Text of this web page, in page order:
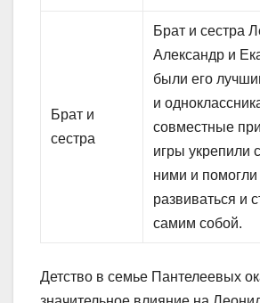
Брат и
сестра
Брат и сестра
Александр и
были его
и
совместные
игры укрепили
ними и
развиваться и
самим собой.
Детство в семье Пантелеевых